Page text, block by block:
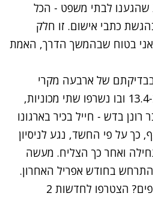
שהגענו לבתי משפט - הכל
כתבי אישום. זו חלק
בטוח שבהמשך הדרך, האמת
של ארבעה מקרי
הצתה: אחד שהתרחש ב-13.4 ובו נשרפו שתי מכוניות,
בדש - חייל בכיר בארגונו
כך על פי החשד, נגע לניסיון
ואחר כך הצליח. מעשה
בחודש אפריל האחרון.
רוצים לקבל עדכונים נוספים? הצטרפו לחדשות 2